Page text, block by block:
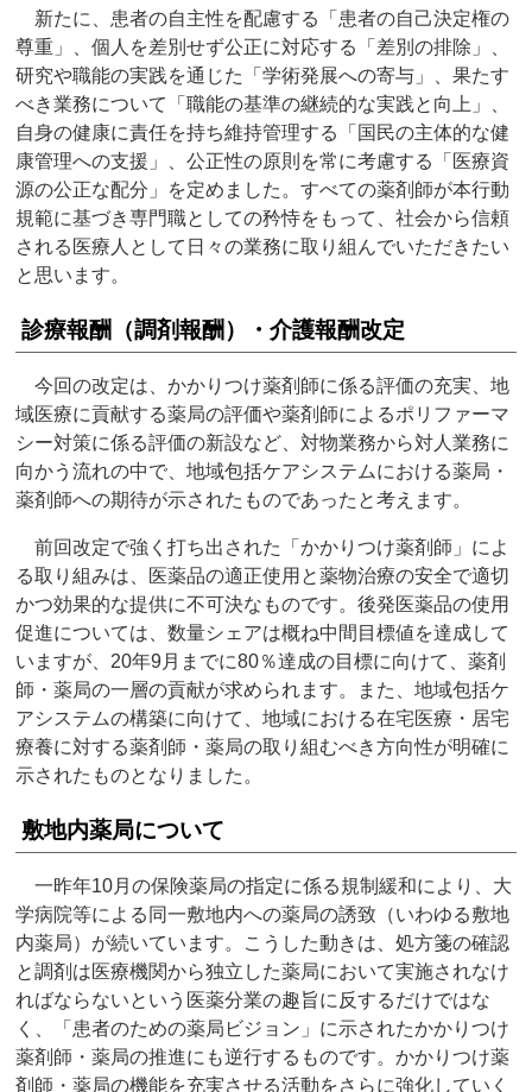
新たに、患者の自主性を配慮する「患者の自己決定権の
尊重」、個人を差別せず公正に対応する「差別の排除」、
研究や職能の実践を通じた「学術発展への寄与」、果たす
べき業務について「職能の基準の継続的な実践と向上」、
自身の健康に責任を持ち維持管理する「国民の主体的な健
康管理への支援」、公正性の原則を常に考慮する「医療資
源の公正な配分」を定めました。すべての薬剤師が本行動
規範に基づき専門職としての矜恃をもって、社会から信頼
される医療人として日々の業務に取り組んでいただきたい
と思います。
診療報酬（調剤報酬）・介護報酬改定
今回の改定は、かかりつけ薬剤師に係る評価の充実、地
域医療に貢献する薬局の評価や薬剤師によるポリファーマ
シー対策に係る評価の新設など、対物業務から対人業務に
向かう流れの中で、地域包括ケアシステムにおける薬局・
薬剤師への期待が示されたものであったと考えます。
前回改定で強く打ち出された「かかりつけ薬剤師」によ
る取り組みは、医薬品の適正使用と薬物治療の安全で適切
かつ効果的な提供に不可決なものです。後発医薬品の使用
促進については、数量シェアは概ね中間目標値を達成して
いますが、20年9月までに80％達成の目標に向けて、薬剤
師・薬局の一層の貢献が求められます。また、地域包括ケ
アシステムの構築に向けて、地域における在宅医療・居宅
療養に対する薬剤師・薬局の取り組むべき方向性が明確に
示されたものとなりました。
敷地内薬局について
一昨年10月の保険薬局の指定に係る規制緩和により、大
学病院等による同一敷地内への薬局の誘致（いわゆる敷地
内薬局）が続いています。こうした動きは、処方箋の確認
と調剤は医療機関から独立した薬局において実施されなけ
ればならないという医薬分業の趣旨に反するだけではな
く、「患者のための薬局ビジョン」に示されたかかりつけ
薬剤師・薬局の推進にも逆行するものです。かかりつけ薬
剤師・薬局の機能を充実させる活動をさらに強化していく